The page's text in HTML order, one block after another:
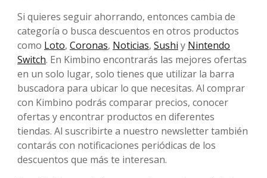
Si quieres seguir ahorrando, entonces cambia de
categoría o busca descuentos en otros productos
como Loto, Coronas, Noticias, Sushi y Nintendo
Switch. En Kimbino encontrarás las mejores ofertas
en un solo lugar, solo tienes que utilizar la barra
buscadora para ubicar lo que necesitas. Al comprar
con Kimbino podrás comparar precios, conocer
ofertas y encontrar productos en diferentes
tiendas. Al suscribirte a nuestro newsletter también
contarás con notificaciones periódicas de los
descuentos que más te interesan.